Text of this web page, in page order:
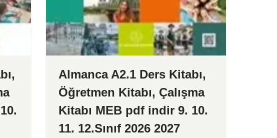
Almanca A2.1 Ders Kitabı,
Öğretmen Kitabı, Çalışma
Kitabı MEB pdf indir 9. 10.
11. 12.Sınıf 2026 2027